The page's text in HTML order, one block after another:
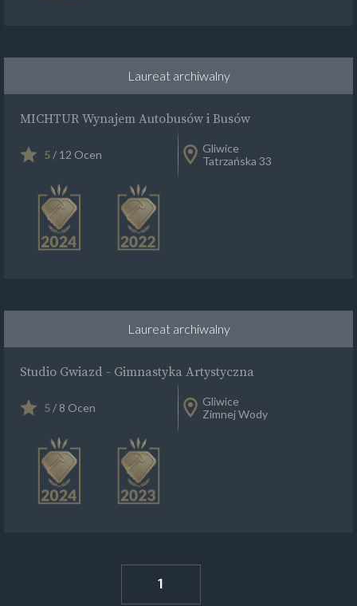
Laureat archiwalny
MICHTUR Wynajem Autobusów i Busów
5/ 12 Ocen
Gliwice
Tatrzańska 33
Laureat archiwalny
Studio Gwiazd - Gimnastyka Artystyczna
5/ 8 Ocen
Gliwice
Zimnej Wody
1